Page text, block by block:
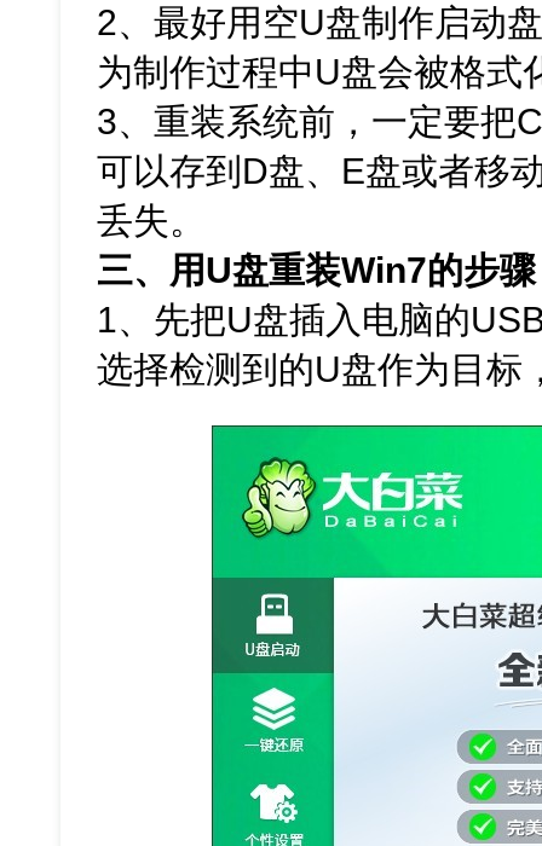
2、最好用空U盘制作启动
为制作过程中U盘会被格式
3、重装系统前，一定要把
可以存到D盘、E盘或者移
丢失。
三、用U盘重装Win7的步骤
1、先把U盘插入电脑的
选择检测到的U盘作为目标